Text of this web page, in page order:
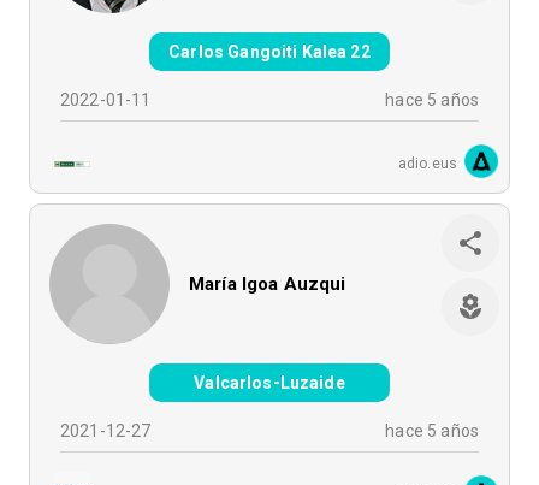
Carlos Gangoiti Kalea 22
2022-01-11 hace 5 años
adio.eus
María Igoa Auzqui
Valcarlos-Luzaide
2021-12-27 hace 5 años